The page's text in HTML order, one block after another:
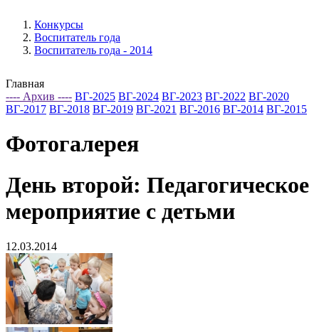
Конкурсы
Воспитатель года
Воспитатель года - 2014
Главная
---- Архив ---- ВГ-2025 ВГ-2024 ВГ-2023 ВГ-2022 ВГ-2020
ВГ-2017 ВГ-2018 ВГ-2019 ВГ-2021 ВГ-2016 ВГ-2014 ВГ-2015
Фотогалерея
День второй: Педагогическое
мероприятие с детьми
12.03.2014